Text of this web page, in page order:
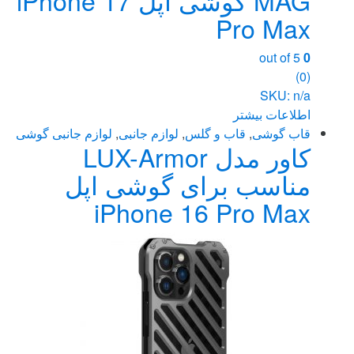
Pro Max
0
(0)
SKU: n/a
اطلاعات بیشتر
قاب گوشی, قاب و گلس, لوازم جانبی, لوازم جانبی گوشی
کاور مدل LUX-Armor
مناسب برای گوشی اپل
iPhone 16 Pro Max